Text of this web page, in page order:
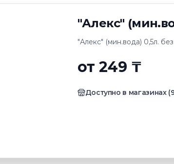
"Алекс"
"Алекс" (мин.вода) 0,5л. без
от 249 ₸
Доступно в магазинах(